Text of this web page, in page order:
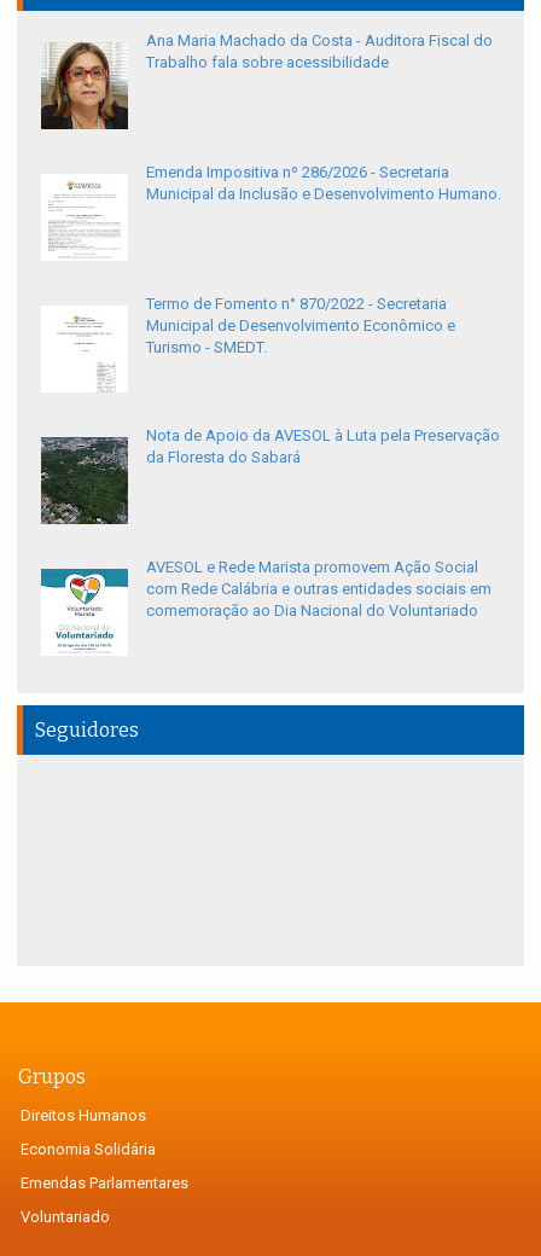
Ana Maria Machado da Costa - Auditora Fiscal do
Trabalho fala sobre acessibilidade
Emenda Impositiva nº 286/2026 - Secretaria
Municipal da Inclusão e Desenvolvimento Humano.
Termo de Fomento n° 870/2022 - Secretaria
Municipal de Desenvolvimento Econômico e
Turismo - SMEDT.
Nota de Apoio da AVESOL à Luta pela Preservação
da Floresta do Sabará
AVESOL e Rede Marista promovem Ação Social
com Rede Calábria e outras entidades sociais em
comemoração ao Dia Nacional do Voluntariado
Seguidores
Grupos
Direitos Humanos
Economia Solidária
Emendas Parlamentares
Voluntariado